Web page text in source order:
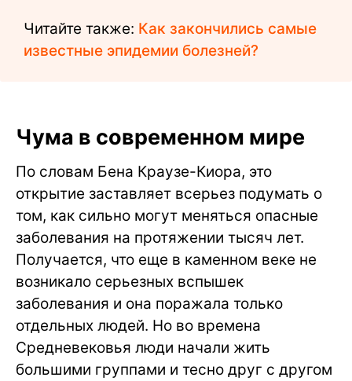
Читайте также: Как закончились самые
известные эпидемии болезней?
Чума в современном мире
По словам Бена Краузе-Киора, это
открытие заставляет всерьез подумать о
том, как сильно могут меняться опасные
заболевания на протяжении тысяч лет.
Получается, что еще в каменном веке не
возникало серьезных вспышек
заболевания и она поражала только
отдельных людей. Но во времена
Средневековья люди начали жить
большими группами и тесно друг с другом